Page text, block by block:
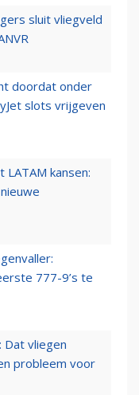
sluit vliegveld
doordat onder
slots vrijgeven
kansen:
777-9’s te
Dat vliegen
probleem voor